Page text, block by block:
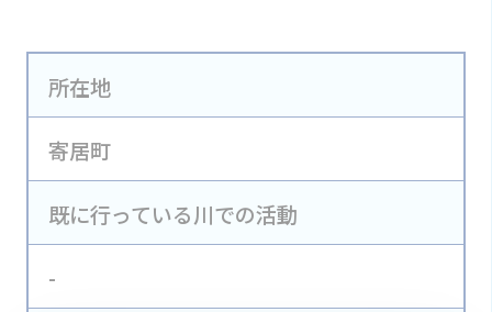
所在地
寄居町
既に行っている川での活動
-